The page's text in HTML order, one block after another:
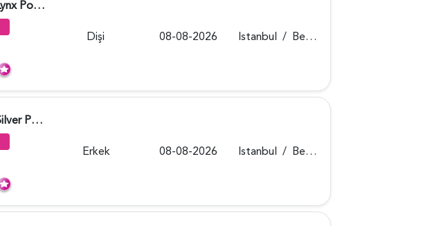
British Shorthair Lynx Point Dişi Yavrumuz Yuva Arıyor - 5148
Dişi 08-08-2026 Istanbul / Beykoz
British Shorthair Silver Point Erkek 2 Aylık - 6122
Erkek 08-08-2026 Istanbul / Beykoz